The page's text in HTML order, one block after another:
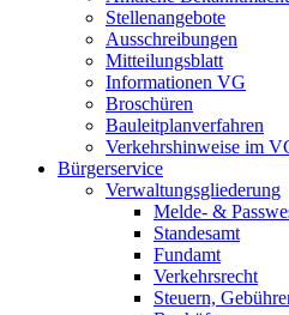
Stellenangebote
Ausschreibungen
Mitteilungsblatt
Informationen VG
Broschüren
Bauleitplanverfahren
Verkehrshinweise im
Bürgerservice
Verwaltungsgliederung
Melde- &
Standesamt
Fundamt
Verkehrsrecht
Steuern,